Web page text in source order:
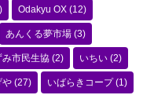
Odakyu OX (12)
あんくる夢市場 (3)
み市民生協 (2) いちい (2)
や (27) いばらきコープ(1)